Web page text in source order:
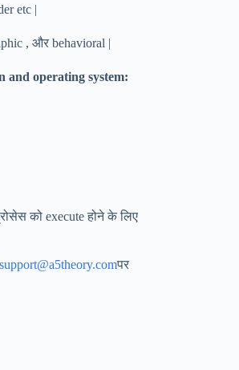
etc |
, और behavioral |
and operating system:
को execute होने के लिए
support@a5theory.comपर